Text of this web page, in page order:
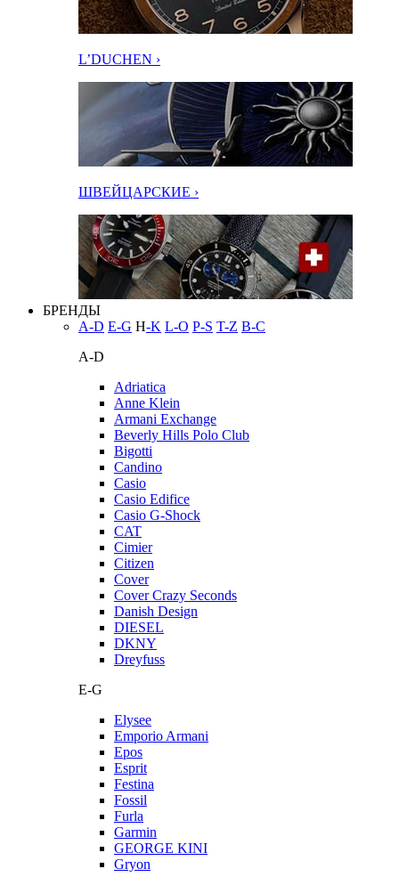
L’DUCHEN ›
ШВЕЙЦАРСКИЕ ›
БРЕНДЫ
A-D E-G H-K L-O P-S T-Z В-С
A-D
Adriatica
Anne Klein
Armani Exchange
Beverly Hills Polo Club
Bigotti
Candino
Casio
Casio Edifice
Casio G-Shock
CAT
Cimier
Citizen
Cover
Cover Crazy Seconds
Danish Design
DIESEL
DKNY
Dreyfuss
E-G
Elysee
Emporio Armani
Epos
Esprit
Festina
Fossil
Furla
Garmin
GEORGE KINI
Gryon